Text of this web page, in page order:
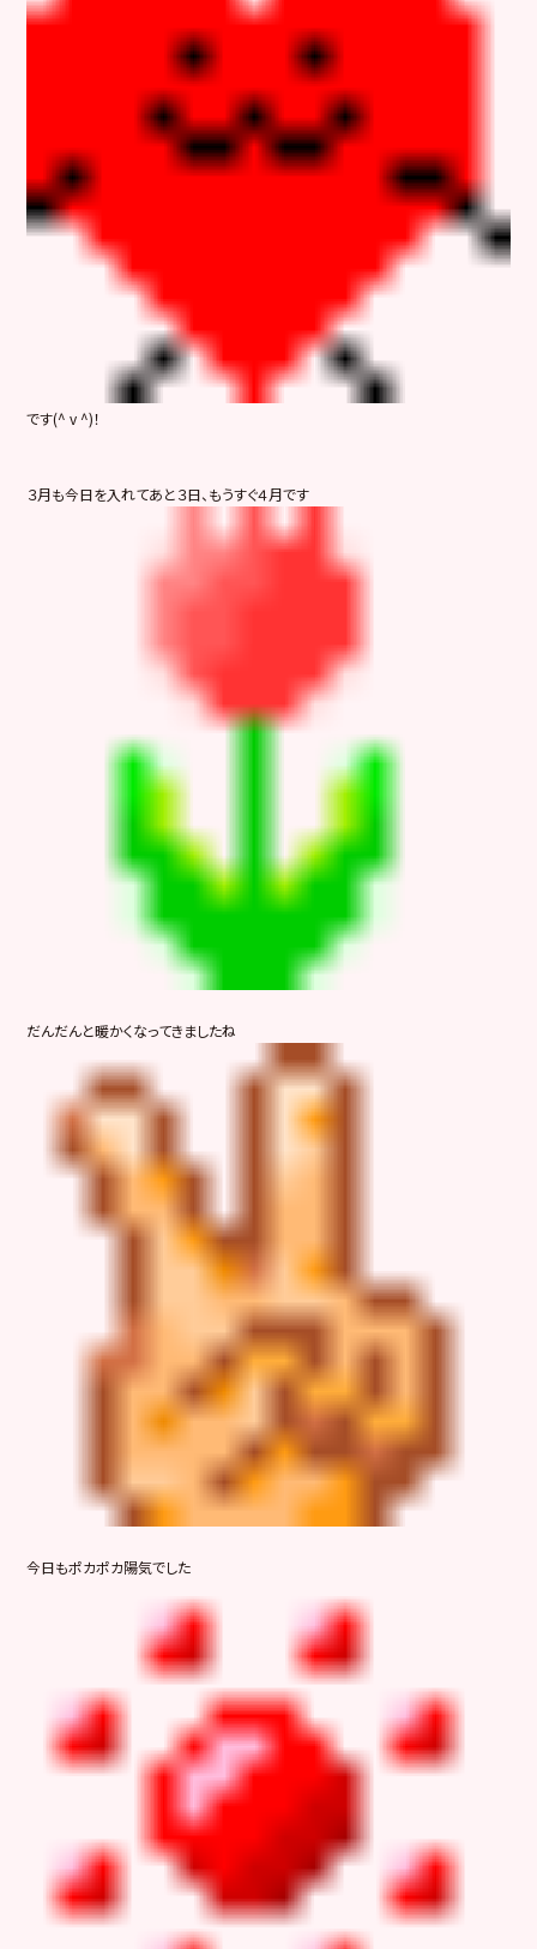
です(^ v ^)！
３月も今日を入れてあと３日、もうすぐ４月です
だんだんと暖かくなってきましたね
今日もポカポカ陽気でした